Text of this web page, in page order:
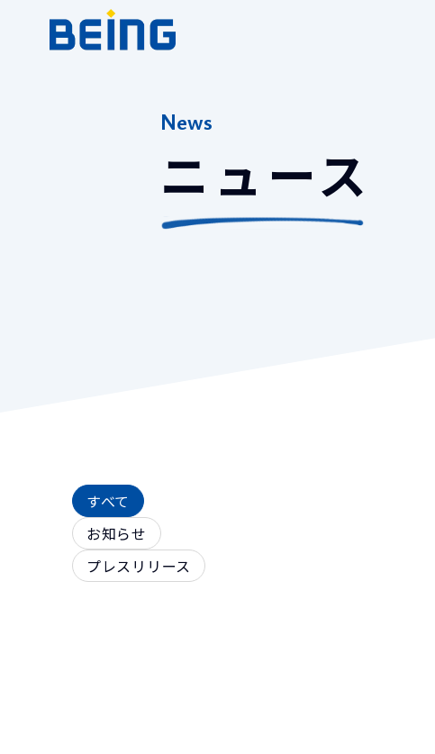
News
ニュース
すべて
お知らせ
プレスリリース